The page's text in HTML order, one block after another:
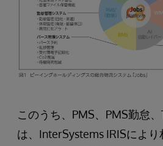
このうち、PMS、PMS勤怠
は、InterSystems IRISによ